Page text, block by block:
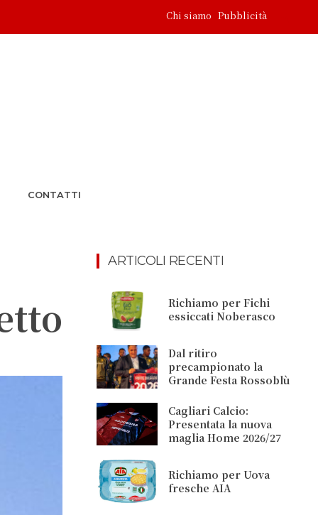
Chi siamo Pubblicità
CONTATTI
ARTICOLI RECENTI
Richiamo per Fichi
essiccati Noberasco
Dal ritiro
precampionato la
Grande Festa Rossoblù
Cagliari Calcio:
Presentata la nuova
maglia Home 2026/27
Richiamo per Uova
fresche AIA